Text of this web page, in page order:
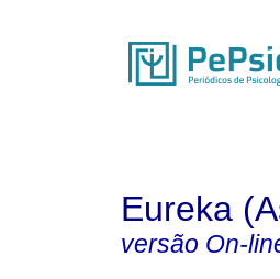
Eureka
versão On-